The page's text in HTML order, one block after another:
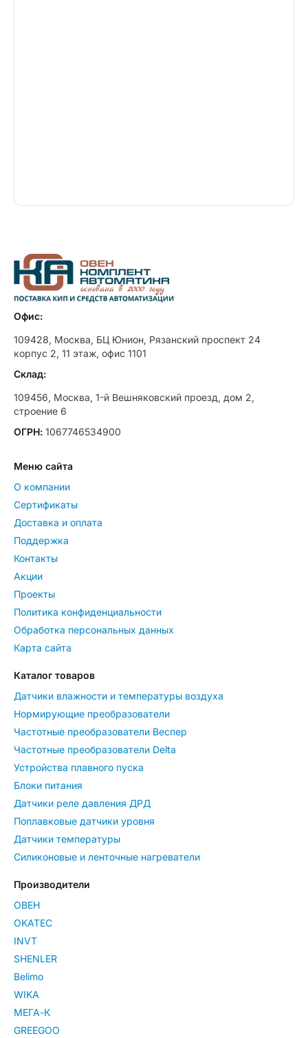
Офис:
109428, Москва, БЦ Юнион, Рязанский проспект 24
корпус 2, 11 этаж, офис 1101
Склад:
109456, Москва, 1-й Вешняковский проезд, дом 2,
строение 6
ОГРН: 1067746534900
Меню сайта
О компании
Сертификаты
Доставка и оплата
Поддержка
Контакты
Акции
Проекты
Политика конфиденциальности
Обработка персональных данных
Карта сайта
Каталог товаров
Датчики влажности и температуры воздуха
Нормирующие преобразователи
Частотные преобразователи Веспер
Частотные преобразователи Delta
Устройства плавного пуска
Блоки питания
Датчики реле давления ДРД
Поплавковые датчики уровня
Датчики температуры
Силиконовые и ленточные нагреватели
Производители
ОВЕН
OKATEC
INVT
SHENLER
Belimo
WIKA
МЕГА-К
GREEGOO